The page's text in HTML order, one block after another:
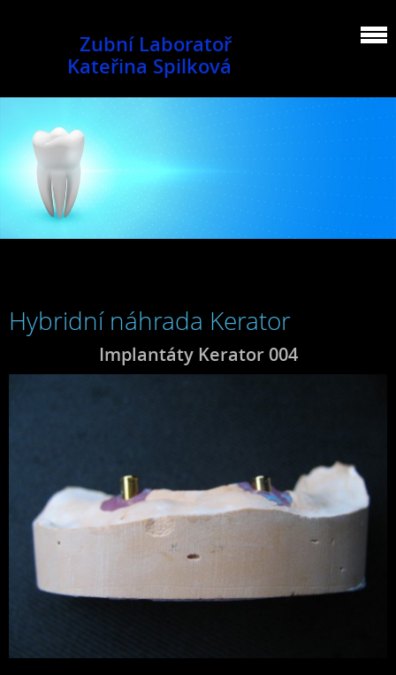
Zubní Laboratoř
Kateřina Spilková
Hybridní náhrada Kerator
Implantáty Kerator 004